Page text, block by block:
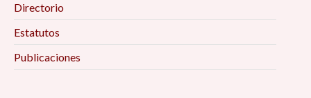
Directorio
Estatutos
Publicaciones